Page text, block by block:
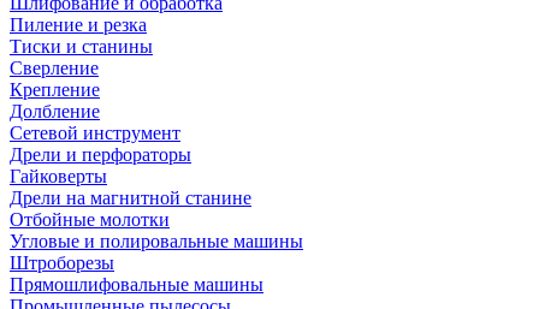
Пиление и резка
Тиски и станины
Сверление
Крепление
Долбление
Сетевой инструмент
Дрели и перфораторы
Гайковерты
Дрели на магнитной станине
Отбойные молотки
Угловые и полировальные машины
Штроборезы
Прямошлифовальные машины